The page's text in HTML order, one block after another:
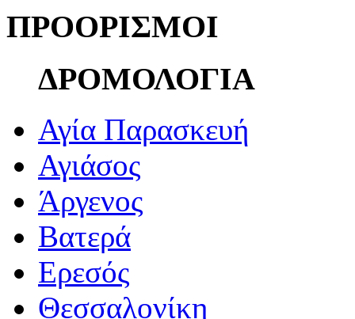
ΠΡΟΟΡΙΣΜΟΙ
ΔΡΟΜΟΛΟΓΙΑ
Αγία Παρασκευή
Αγιάσος
Άργενος
Βατερά
Ερεσός
Θεσσαλονίκη